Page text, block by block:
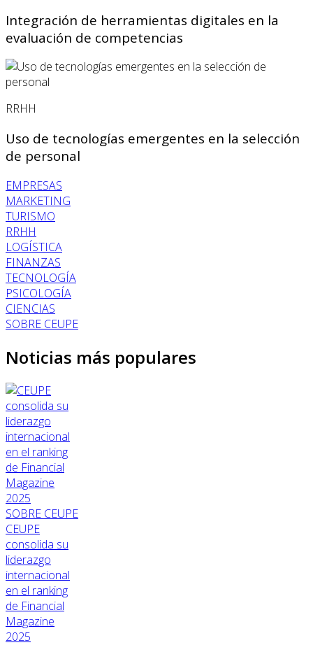
Integración de herramientas digitales en la
evaluación de competencias
RRHH
Uso de tecnologías emergentes en la selección
de personal
EMPRESAS
MARKETING
TURISMO
RRHH
LOGÍSTICA
FINANZAS
TECNOLOGÍA
PSICOLOGÍA
CIENCIAS
SOBRE CEUPE
Noticias más populares
SOBRE CEUPE
CEUPE
consolida su
liderazgo
internacional
en el ranking
de Financial
Magazine
2025